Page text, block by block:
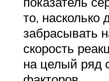
то, насколько
забрасывать
скорость
на целый ряд